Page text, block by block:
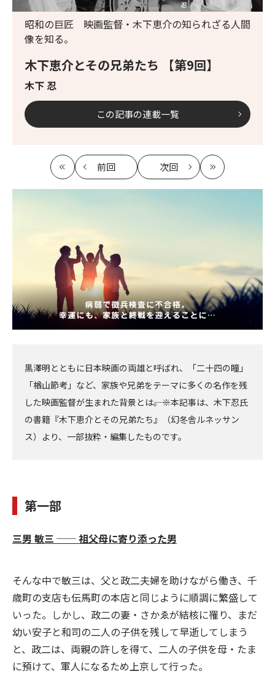
木下恵介とその兄弟たち 【第9回】
木下 忍
昭和の巨匠 映画監督・木下恵介の知られざる人間
像を知る。
この記事の連載一覧
最
初
前回
記
次回
記
最
新
黒澤明とともに日本映画の両雄と呼ばれ、「二十四の瞳」
「楢山節考」など、家族や兄弟をテーマに多くの名作を残
した映画監督が生まれた背景とは――。※本記事は、木下忍氏
の書籍『木下恵介とその兄弟たち』（幻冬舎ルネッサン
ス）より、一部抜粋・編集したものです。
第一部
三男 敏三 ── 祖父母に寄り添った男
そんな中で敏三は、父と政二夫婦を助けながら働き、千
歳町の支店も伝馬町の本店と同じように順調に繁盛して
いった。しかし、政二の妻・さかゑが結核に罹り、まだ
幼い安子と和司の二人の子供を残して早逝してしまう
と、政二は、両親の許しを得て、二人の子供を母・たま
に預けて、軍人になるため上京して行った。